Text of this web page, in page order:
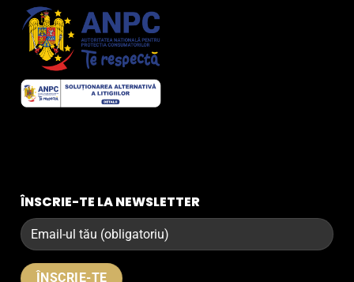
ÎNSCRIE-TE LA NEWSLETTER